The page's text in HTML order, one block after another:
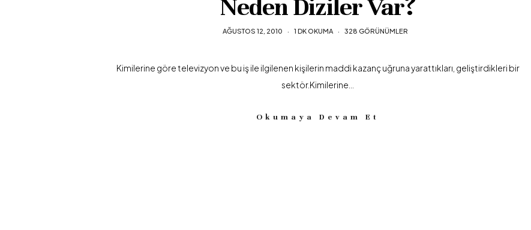
Neden Diziler Var?
AĞUSTOS 12, 2010 1 DK OKUMA 328 GÖRÜNÜMLER
Kimilerine göre televizyon ve bu iş ile ilgilenen kişilerin maddi kazanç uğruna yarattıkları, geliştirdikleri bir
sektör.Kimilerine…
Okumaya Devam Et